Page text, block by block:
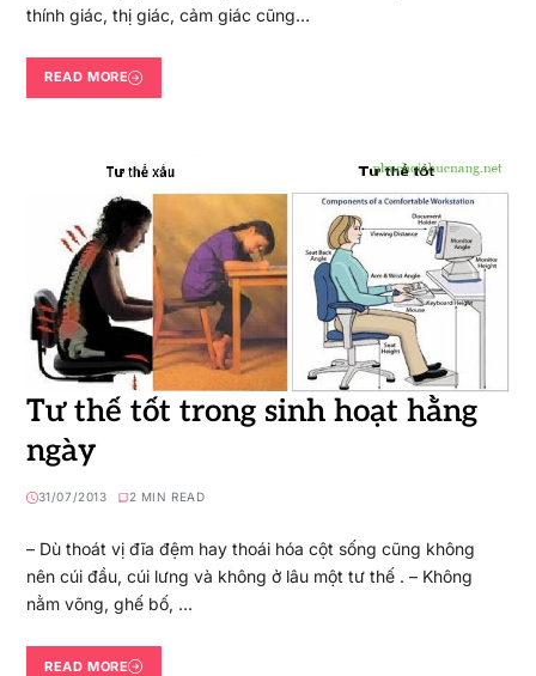
thính giác, thị giác, cảm giác cũng…
READ MORE
Tư thế tốt trong sinh hoạt hằng
ngày
31/07/2013 2 MIN READ
– Dù thoát vị đĩa đệm hay thoái hóa cột sống cũng không
nên cúi đầu, cúi lưng và không ở lâu một tư thế . – Không
nằm võng, ghế bố, …
READ MORE